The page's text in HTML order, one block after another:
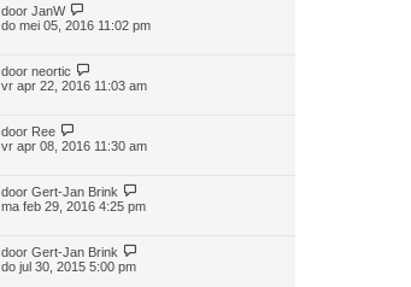
door JanW
do mei 05, 2016 11:02 pm
door neortic
vr apr 22, 2016 11:03 am
door Ree
vr apr 08, 2016 11:30 am
door Gert-Jan Brink
ma feb 29, 2016 4:25 pm
door Gert-Jan Brink
do jul 30, 2015 5:00 pm